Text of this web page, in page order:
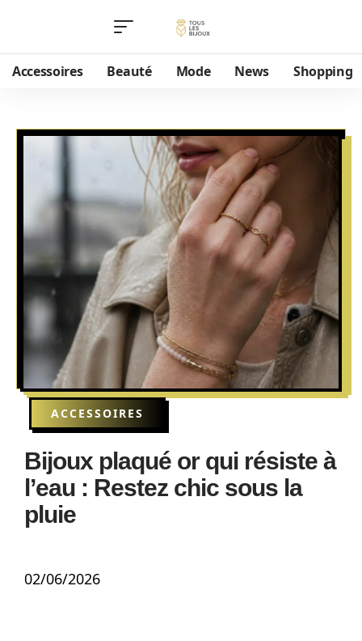
Accessoires Beauté Mode News Shopping
ACCESSOIRES
Bijoux plaqué or qui résiste à
l’eau : Restez chic sous la
pluie
02/06/2026